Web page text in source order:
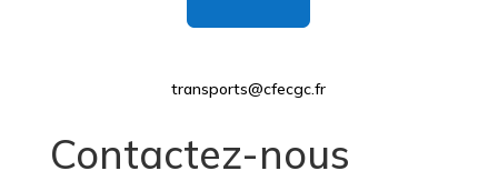
transports@cfecgc.fr
Contactez-nous